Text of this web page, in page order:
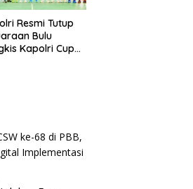
Resmi Tutup
Bulu
Kapolri Cup